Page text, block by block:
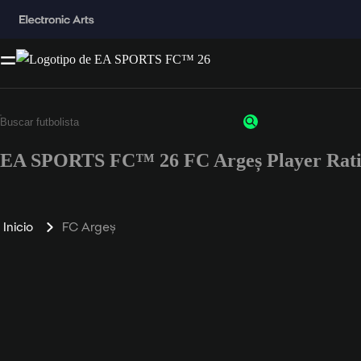
EA SPORTS FC™ 26 FC Argeș Player
Inicio FC Argeș